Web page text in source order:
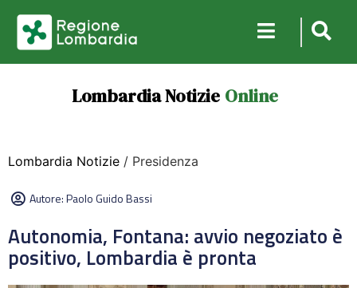
Lombardia Notizie Online
Lombardia Notizie / Presidenza
Autore:Paolo Guido Bassi
Autonomia, Fontana: avvio negoziato è
positivo, Lombardia è pronta